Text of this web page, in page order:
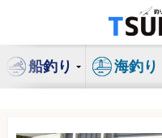
ン
船釣り 海釣り